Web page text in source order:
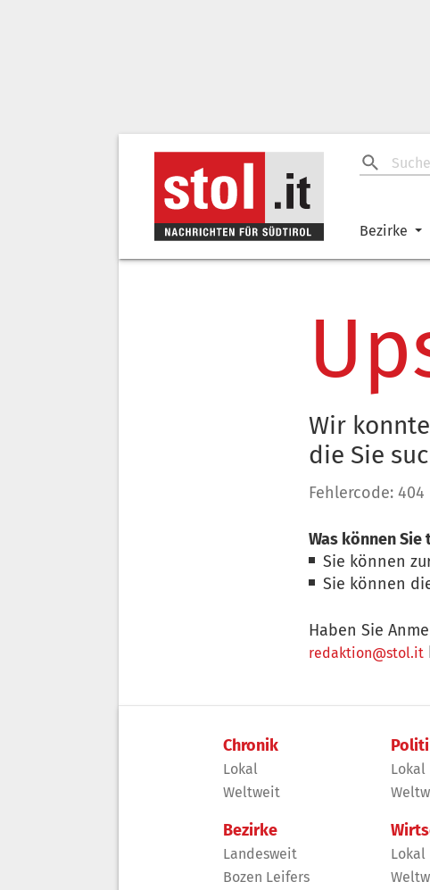
Bezirke
Wir
die Sie
Fehlercode: 404
Was können Sie
Sie können
Sie können
Haben Sie
redaktion@stol.it
Chronik
Lokal
Weltweit
Bezirke
Landesweit
Bozen Leifers
Lokal
Lokal